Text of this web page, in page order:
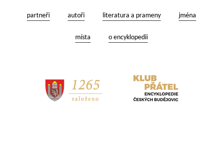
partneři autoři literatura a prameny jména
místa o encyklopedii